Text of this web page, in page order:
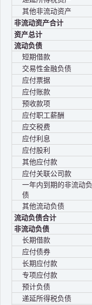
其他非流动资产
非流动资产合计
资产总计
流动负债
短期借款
交易性金融负债
应付票据
应付账款
预收款项
应付职工薪酬
应交税费
应付利息
应付股利
其他应付款
应付关联公司款
一年内到期的非流动负
债
其他流动负债
流动负债合计
非流动负债
长期借款
应付债券
长期应付款
专项应付款
预计负债
递延所得税负债